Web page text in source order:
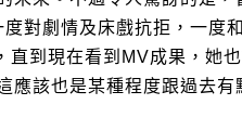
度對劇情及床戲抗拒，一度
直到現在看到 MV成果，她
該也是某種程度跟過去有